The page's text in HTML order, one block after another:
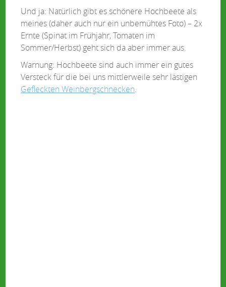
Und ja: Natürlich gibt es schönere Hochbeete als
meines (daher auch nur ein unbemühtes Foto) – 2x
Ernte (Spinat im Frühjahr, Tomaten im
Sommer/Herbst) geht sich da aber immer aus.
Warnung: Hochbeete sind auch immer ein gutes
Versteck für die bei uns mittlerweile sehr lästigen
Gefleckten Weinbergschnecken.